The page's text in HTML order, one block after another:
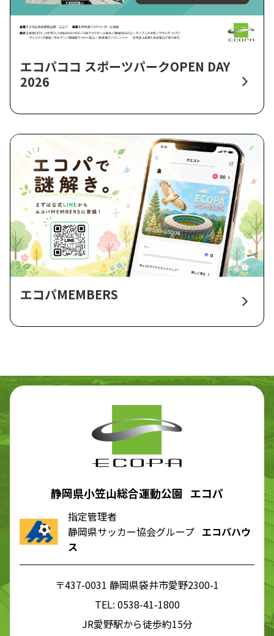
エコパココ スポーツパークOPEN DAY
2026
エコパMEMBERS
静岡県小笠山総合運動公園 エコパ
指定管理者
静岡県サッカー協会グループ エコパハウ
ス
〒437-0031 静岡県袋井市愛野2300-1
TEL: 0538-41-1800
JR愛野駅から徒歩約15分